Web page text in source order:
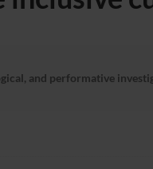
and performative